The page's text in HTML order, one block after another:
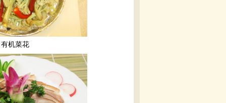
有机菜花